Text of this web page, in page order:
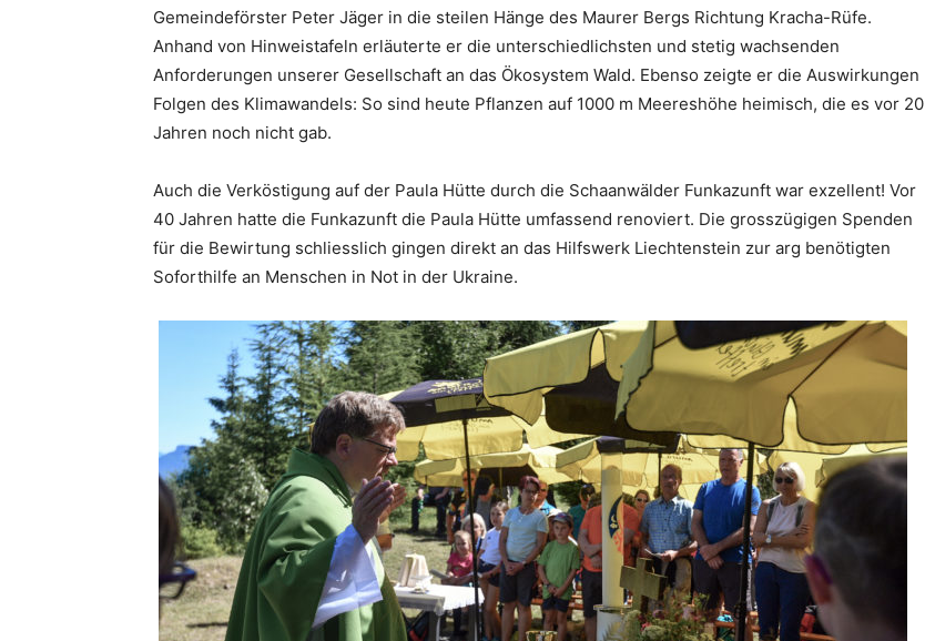
Gemeindeförster Peter Jäger in die steilen Hänge des Maurer Bergs Richtung Kracha-Rüfe.
Anhand von Hinweistafeln erläuterte er die unterschiedlichsten und stetig wachsenden
Anforderungen unserer Gesellschaft an das Ökosystem Wald. Ebenso zeigte er die Auswirkungen
Folgen des Klimawandels: So sind heute Pflanzen auf 1000 m Meereshöhe heimisch, die es vor 20
Jahren noch nicht gab.
Auch die Verköstigung auf der Paula Hütte durch die Schaanwälder Funkazunft war exzellent! Vor
40 Jahren hatte die Funkazunft die Paula Hütte umfassend renoviert. Die grosszügigen Spenden
für die Bewirtung schliesslich gingen direkt an das Hilfswerk Liechtenstein zur arg benötigten
Soforthilfe an Menschen in Not in der Ukraine.